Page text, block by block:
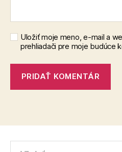
Uložiť moje meno, e-mail a
prehliadači pre moje budúce